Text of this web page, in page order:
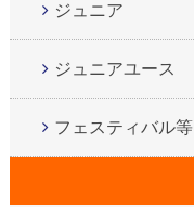
ジュニア
ジュニアユース
フェスティバル等